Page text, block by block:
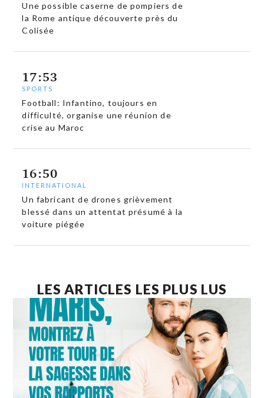
Une possible caserne de pompiers de
la Rome antique découverte près du
Colisée
17:53
SPORTS
Football: Infantino, toujours en
difficulté, organise une réunion de
crise au Maroc
16:50
INTERNATIONAL
Un fabricant de drones grièvement
blessé dans un attentat présumé à la
voiture piégée
LES ARTICLES LES PLUS LUS